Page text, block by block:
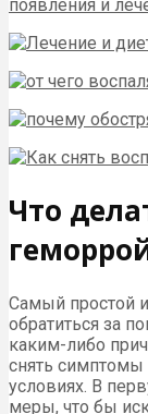
Что
Самый простой
обратиться за
каким-либо
снять
условиях. В
меры, что бы